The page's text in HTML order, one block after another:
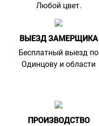
Любой цвет.
ВЫЕЗД ЗАМЕРЩИКА
Бесплатный выезд по
Одинцову и области
ПРОИЗВОДСТВО